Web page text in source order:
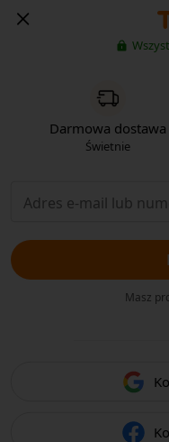
Darmowa dostawa
Świetnie
Masz